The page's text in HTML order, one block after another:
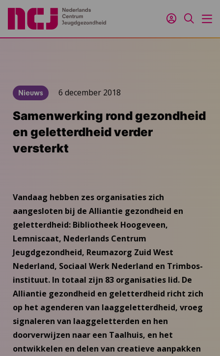
Inloggen
Zoeken
Nieuws 6 december 2018
Samenwerking rond gezondheid
en geletterdheid verder
versterkt
Vandaag hebben zes organisaties zich
aangesloten bij de Alliantie gezondheid en
geletterdheid: Bibliotheek Hoogeveen,
Lemniscaat, Nederlands Centrum
Jeugdgezondheid, Reumazorg Zuid West
Nederland, Sociaal Werk Nederland en Trimbos-
instituut. In totaal zijn 83 organisaties lid. De
Alliantie gezondheid en geletterdheid richt zich
op het agenderen van laaggeletterdheid, vroeg
signaleren van laaggeletterden en hen
doorverwijzen naar een Taalhuis, en het
ontwikkelen en delen van creatieve aanpakken